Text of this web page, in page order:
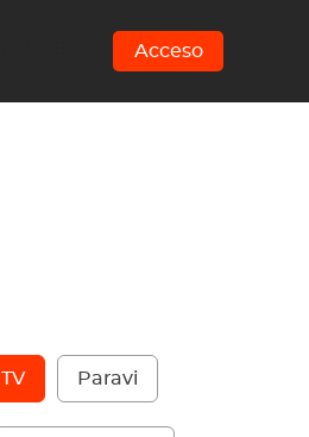
Acceso
Paravi